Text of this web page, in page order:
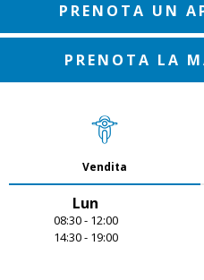
PRENOTA UN
PRENOTA LA
Vendita
Lun
08:30 - 12:00
14:30 - 19:00